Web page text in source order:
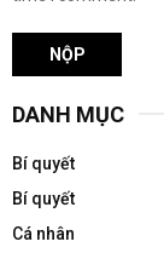
DANH MỤC
Bí quyết
Bí quyết
Cá nhân